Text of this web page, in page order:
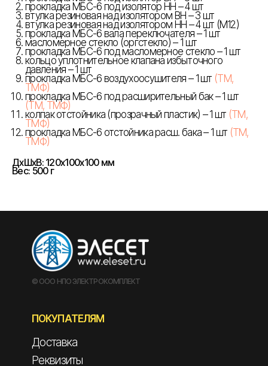
прокладка МБС-6 под изолятор НН – 4 шт
втулка резиновая над изолятором ВН – 3 шт
втулка резиновая над изолятором НН – 4 шт (М12)
прокладка МБС-6 вала переключателя – 1 шт
масломерное стекло (оргстекло) – 1 шт
прокладка МБС-6 под масломерное стекло – 1 шт
кольцо уплотнительное клапана избыточного
давления – 1 шт
прокладка МБС-6 воздухоосушителя – 1 шт (ТМ,
ТМФ)
прокладка МБС-6 под расширительный бак – 1 шт
(ТМ, ТМФ)
колпак отстойника (прозрачный пластик) – 1 шт (ТМ,
ТМФ)
прокладка МБС-6 отстойника расш. бака – 1 шт (ТМ,
ТМФ)
ДxШxВ: 120x100x100 мм
Вес: 500 г
© ООО НПО ЭЛЕКТРОКОМПЛЕКТ
ПОКУПАТЕЛЯМ
Доставка
Реквизиты